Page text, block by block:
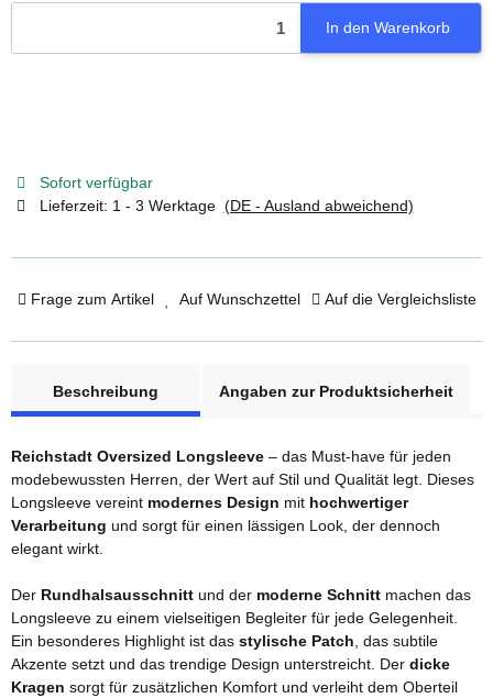
In den Warenkorb
Sofort verfügbar
Lieferzeit: 1 - 3 Werktage (DE - Ausland abweichend)
Frage zum Artikel Auf Wunschzettel Auf die Vergleichsliste
Beschreibung
Angaben zur Produktsicherheit
Reichstadt Oversized Longsleeve – das Must-have für jeden
modebewussten Herren, der Wert auf Stil und Qualität legt. Dieses
Longsleeve vereint modernes Design mit hochwertiger
Verarbeitung und sorgt für einen lässigen Look, der dennoch
elegant wirkt.
Der Rundhalsausschnitt und der moderne Schnitt machen das
Longsleeve zu einem vielseitigen Begleiter für jede Gelegenheit.
Ein besonderes Highlight ist das stylische Patch , das subtile
Akzente setzt und das trendige Design unterstreicht. Der dicke
Kragen sorgt für zusätzlichen Komfort und verleiht dem Oberteil